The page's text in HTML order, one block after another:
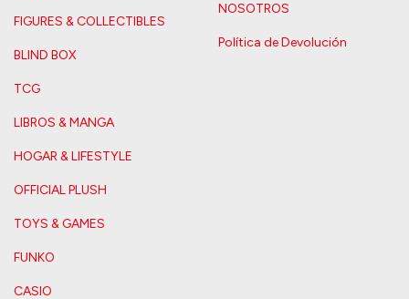
FIGURES & COLLECTIBLES
BLIND BOX
TCG
LIBROS & MANGA
HOGAR & LIFESTYLE
OFFICIAL PLUSH
TOYS & GAMES
FUNKO
CASIO
NOSOTROS
Política de Devolución